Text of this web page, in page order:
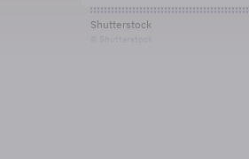
Shutterstock